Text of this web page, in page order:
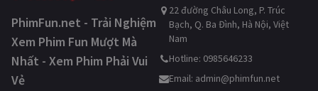
PhimFun.net - Trải Nghiệm
Xem Phim Fun Mượt Mà
Nhất - Xem Phim Phải Vui
Vẻ
22 đường Châu Long, P. Trúc
Bạch, Q. Ba Đình, Hà Nội, Việt
Nam
Hotline: 0985646233
Email: admin@phimfun.net